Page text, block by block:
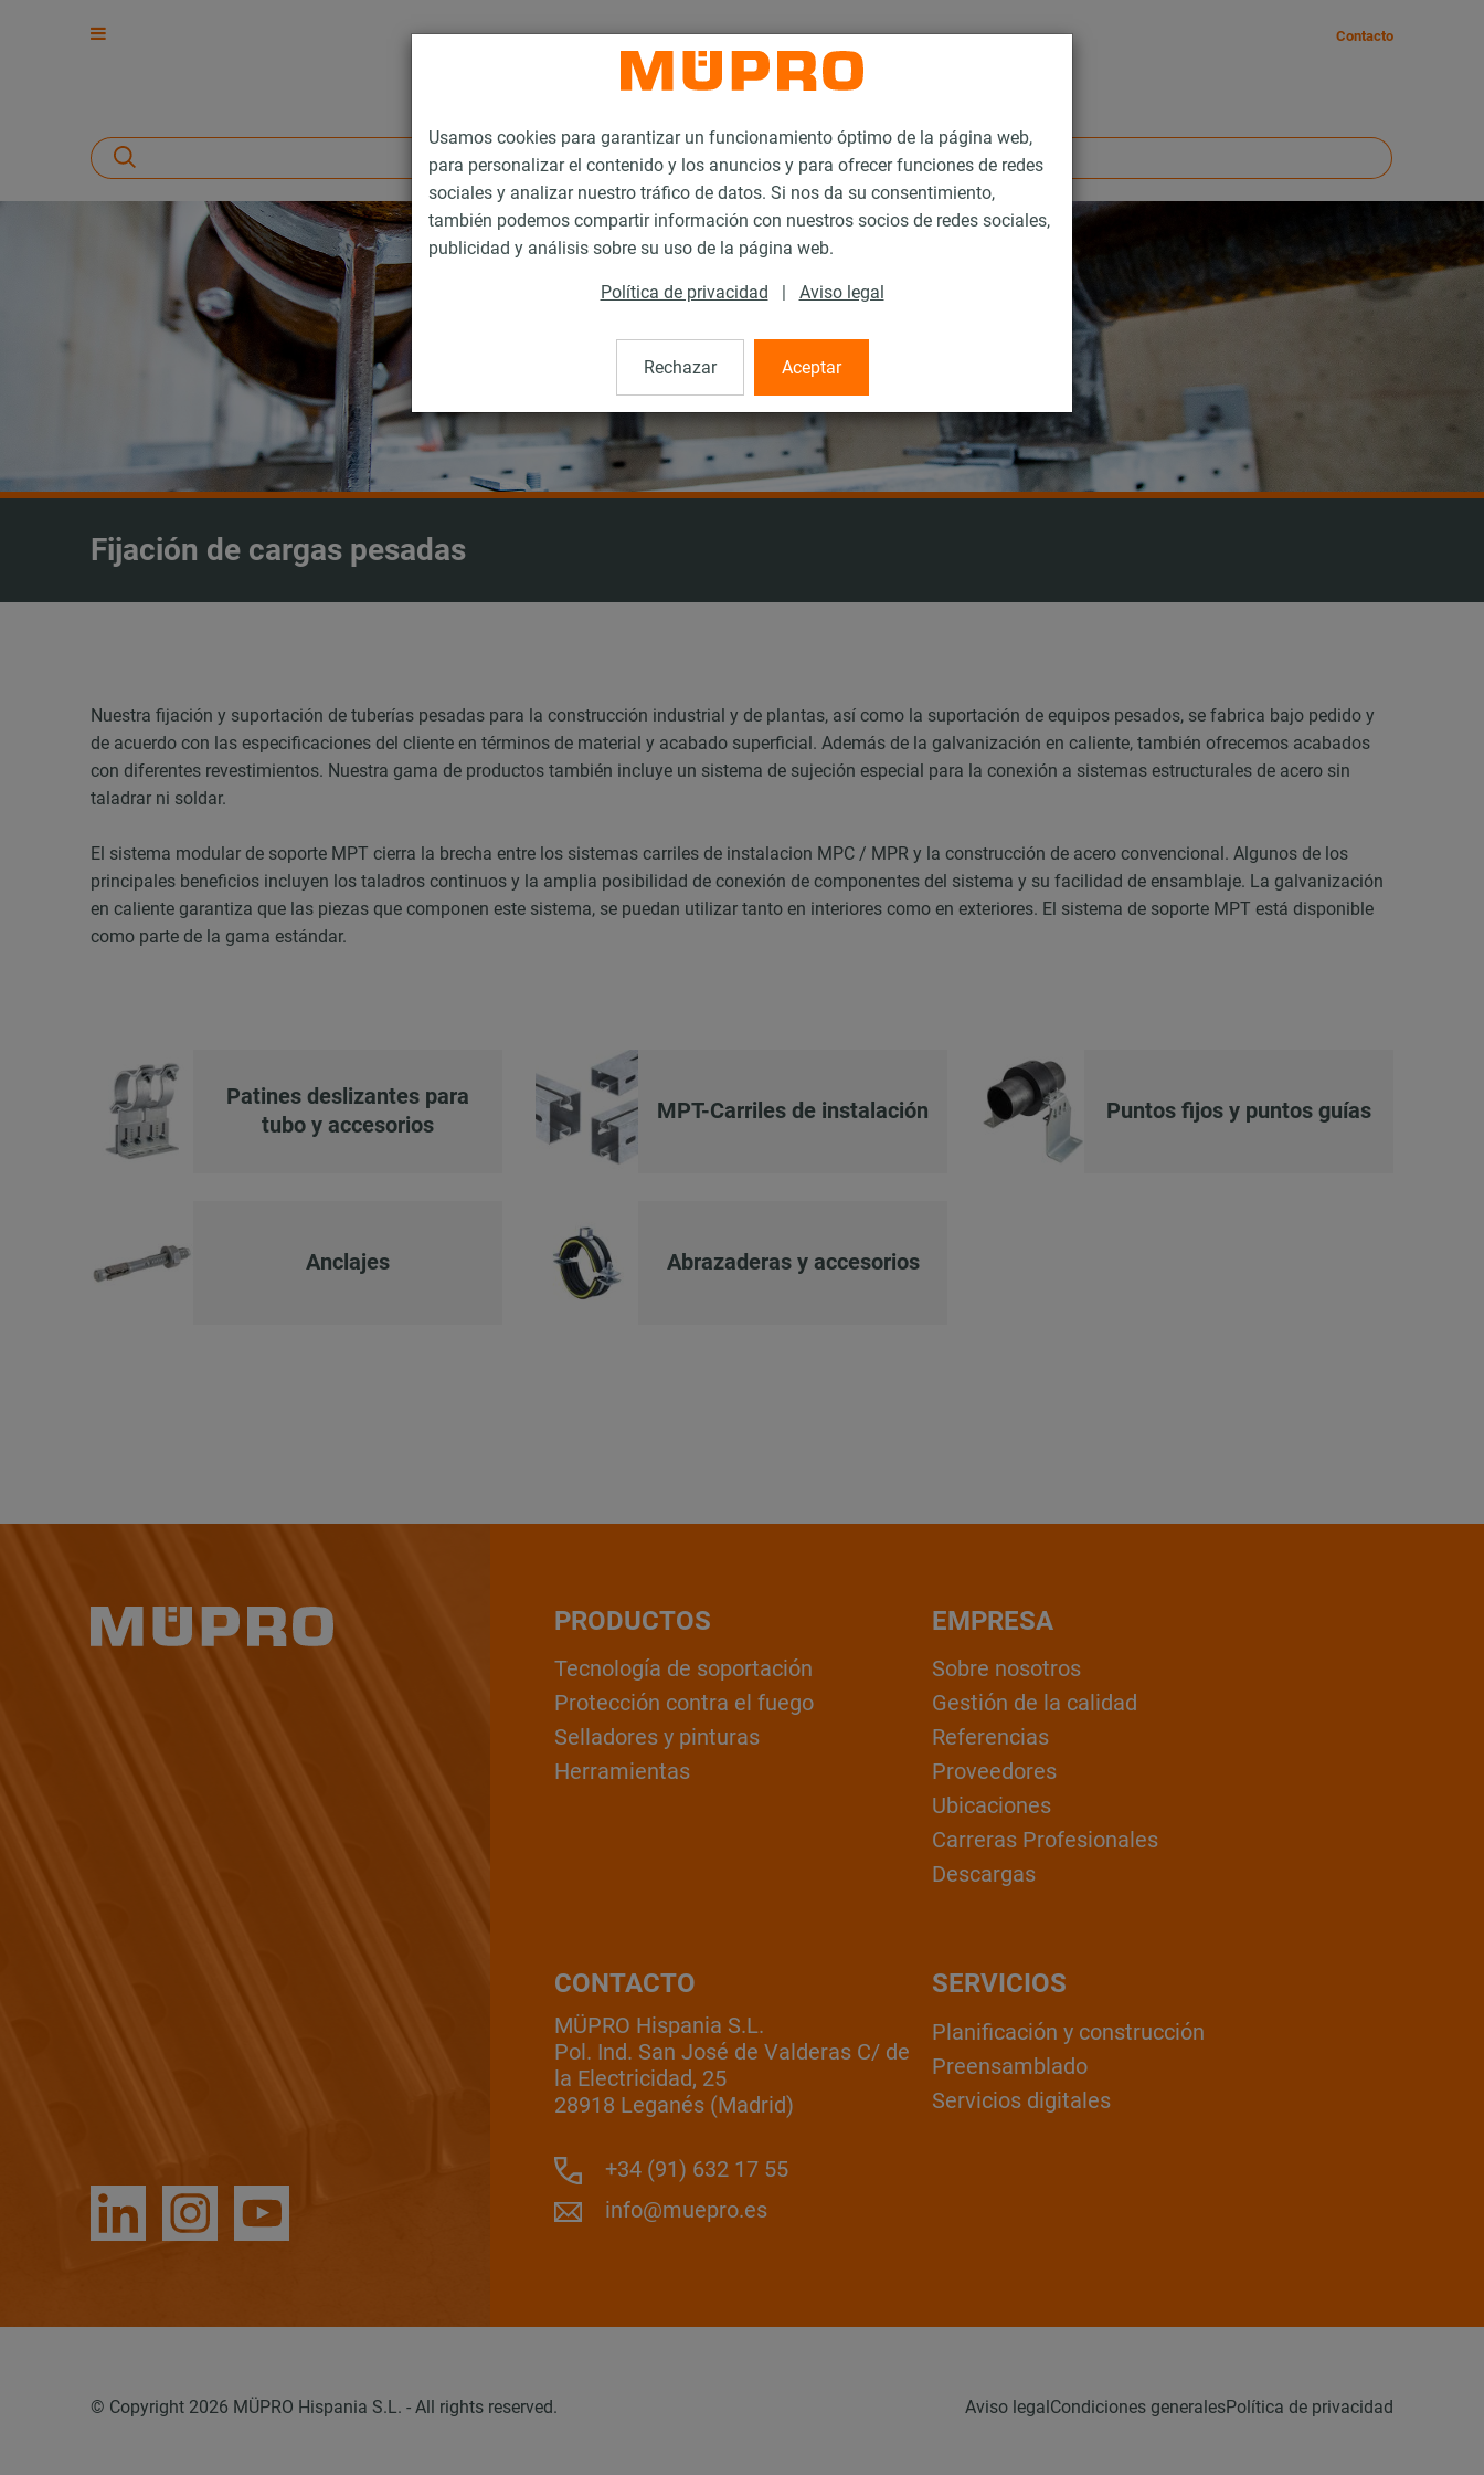
Usamos cookies para garantizar un funcionamiento óptimo de la página web,
para personalizar el contenido y los anuncios y para ofrecer funciones de redes
sociales y analizar nuestro tráfico de datos. Si nos da su consentimiento,
también podemos compartir información con nuestros socios de redes sociales,
publicidad y análisis sobre su uso de la página web.
Política de privacidad | Aviso legal
Rechazar Aceptar
Contacto
Fijación de cargas pesadas
Nuestra fijación y suportación de tuberías pesadas para la construcción industrial y de plantas, así como la suportación de equipos pesados, se fabrica bajo pedido y
de acuerdo con las especificaciones del cliente en términos de material y acabado superficial. Además de la galvanización en caliente, también ofrecemos acabados
con diferentes revestimientos. Nuestra gama de productos también incluye un sistema de sujeción especial para la conexión a sistemas estructurales de acero sin
taladrar ni soldar.
El sistema modular de soporte MPT cierra la brecha entre los sistemas carriles de instalacion MPC / MPR y la construcción de acero convencional. Algunos de los
principales beneficios incluyen los taladros continuos y la amplia posibilidad de conexión de componentes del sistema y su facilidad de ensamblaje. La galvanización
en caliente garantiza que las piezas que componen este sistema, se puedan utilizar tanto en interiores como en exteriores. El sistema de soporte MPT está disponible
como parte de la gama estándar.
Patines deslizantes para
tubo y accesorios
MPT-Carriles de instalación Puntos fijos y puntos guías
Anclajes Abrazaderas y accesorios
PRODUCTOS
Tecnología de soportación
Protección contra el fuego
Selladores y pinturas
Herramientas
EMPRESA
Sobre nosotros
Gestión de la calidad
Referencias
Proveedores
Ubicaciones
Carreras Profesionales
Descargas
CONTACTO
MÜPRO Hispania S.L.
Pol. Ind. San José de Valderas C/ de
la Electricidad, 25
28918 Leganés (Madrid)
+34 (91) 632 17 55
info@muepro.es
SERVICIOS
Planificación y construcción
Preensamblado
Servicios digitales
© Copyright 2026 MÜPRO Hispania S.L. - All rights reserved. Aviso legalCondiciones generalesPolítica de privacidad